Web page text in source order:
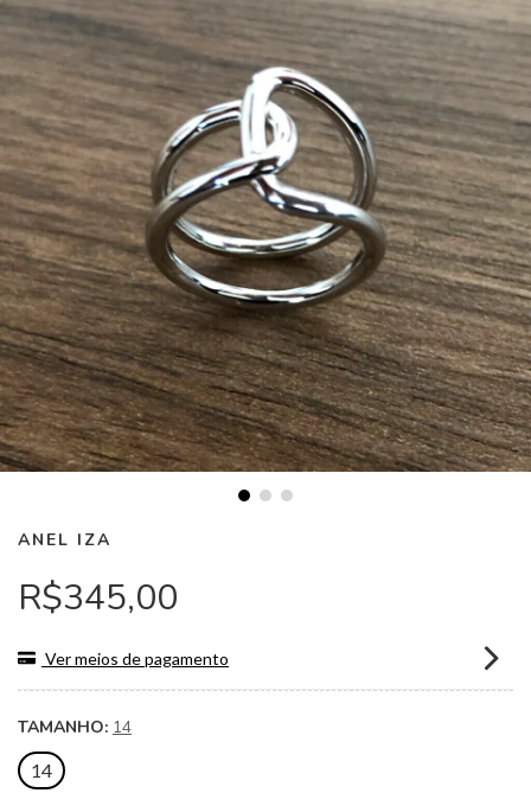
ANEL IZA
R$345,00
Ver meios de pagamento
TAMANHO: 14
14